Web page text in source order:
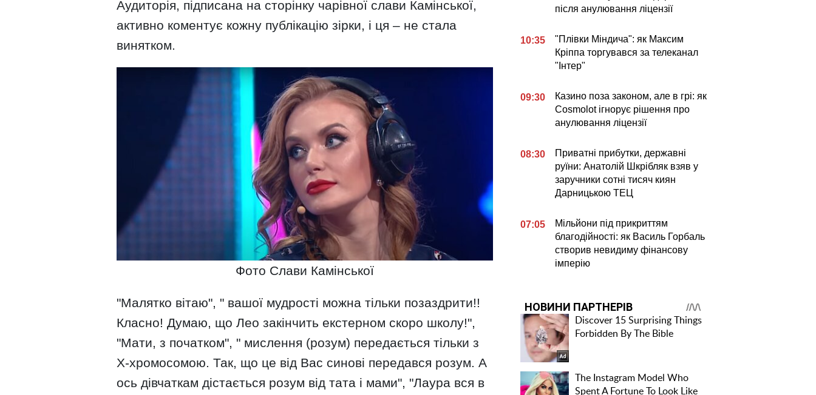
Аудиторія, підписана на сторінку чарівної слави Камінської,
активно коментує кожну публікацію зірки, і ця – не стала
винятком.
Фото Слави Камінської
"Малятко вітаю", " вашої мудрості можна тільки позаздрити!!
Класно! Думаю, що Лео закінчить екстерном скоро школу!",
"Мати, з початком", " мислення (розум) передається тільки з
Х-хромосомою. Так, що це від Вас синові передався розум. А
ось дівчаткам дістається розум від тата і мами", "Лаура вся в
після анулювання ліцензії
10:35
"Плівки Міндича": як Максим
Кріппа торгувався за телеканал
"Інтер"
09:30
Казино поза законом, але в грі: як
Cosmolot ігнорує рішення про
анулювання ліцензії
08:30
Приватні прибутки, державні
руїни: Анатолій Шкрібляк взяв у
заручники сотні тисяч киян
Дарницькою ТЕЦ
07:05
Мільйони під прикриттям
благодійності: як Василь Горбаль
створив невидиму фінансову
імперію